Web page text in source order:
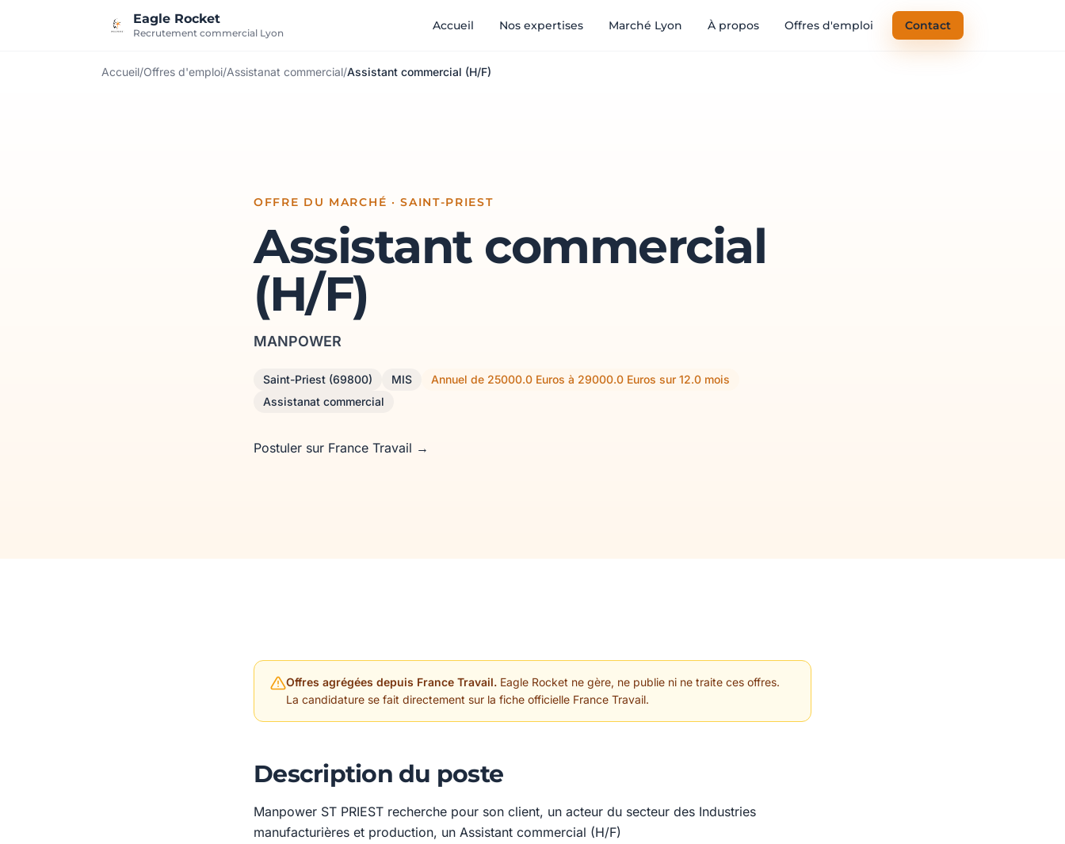
Eagle Rocket
Recrutement commercial Lyon
Accueil Nos expertises Marché Lyon À propos Offres d'emploi Contact
Accueil/Offres d'emploi/Assistanat commercial/Assistant commercial (H/F)
OFFRE DU MARCHÉ · SAINT-PRIEST
Assistant commercial
(H/F)
MANPOWER
Saint-Priest (69800) MIS
Annuel de 25000.0 Euros à 29000.0 Euros sur 12.0 mois
Assistanat commercial
Postuler sur France Travail →
Offres agrégées depuis France Travail. Eagle Rocket ne gère, ne publie ni ne traite ces offres.
La candidature se fait directement sur la fiche officielle France Travail.
Description du poste
Manpower ST PRIEST recherche pour son client, un acteur du secteur des Industries
manufacturières et production, un Assistant commercial (H/F)